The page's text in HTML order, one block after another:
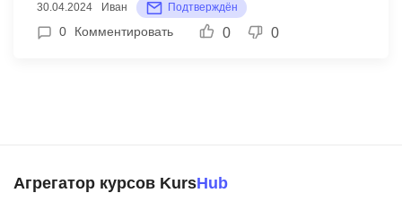
задание, у него вырабаталась привычка, что 2
раза в неделю у него занятия. Это большая
диагностировала сильные и слабые стороны
30.04.2024 Иван Подтверждён
0 Комментировать 0 0
Агрегатор курсов KursHub